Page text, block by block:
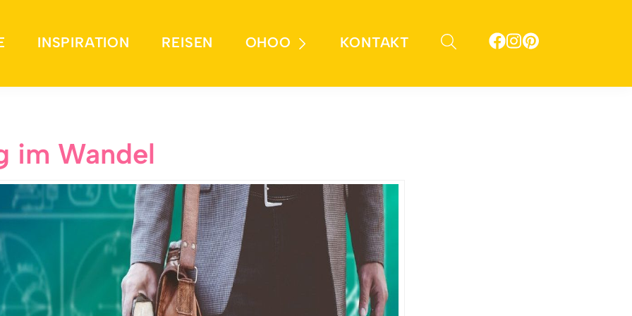
INSPIRATION REISEN OHOO KONTAKT
im Wandel